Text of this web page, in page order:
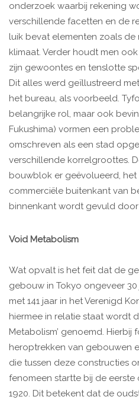
onderzoek waarbij rekening
verschillende facetten en de
luik bevat elementen zoals de
klimaat. Verder houdt men
zijn gewoontes en tenslotte
Dit alles werd geïllustreerd
het bureau, als voorbeeld.
belangrijke rol, maar ook
Fukushima) vormen een
omschreven als een stad
verschillende korrelgroottes.
bouwblok er geëvolueerd,
commerciële buitenkant van
binnenkant wordt gevuld
Void Metabolism
Wat opvalt is het feit dat de
gebouw in Tokyo ongeveer
met 141 jaar in het Verenigd
hiermee in relatie staat wordt
Metabolism’ genoemd. Hierbij
heroptrekken van gebouwen
die tussen deze constructies
fenomeen startte bij de eerste
1920. Dit betekent dat de